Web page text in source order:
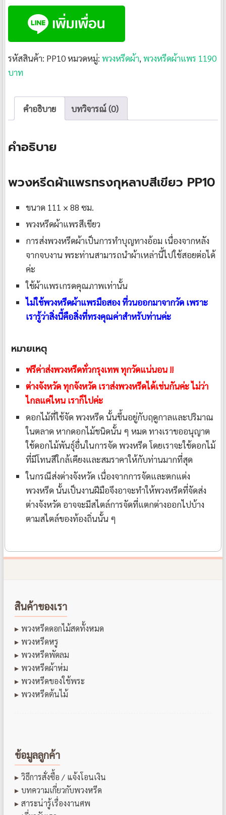
รหัสสินค้า: PP10หมวดหมู่: พวงหรีดผ้า, พวงหรีดผ้าแพร 1190
บาท
คำอธิบาย บทวิจารณ์ (0)
คำอธิบาย
พวงหรีดผ้าแพรทรงกุหลาบสีเขียว PP10
ขนาด 111 × 88 ซม.
พวงหรีดผ้าแพรสีเขียว
การส่งพวงหรีดผ้าเป็นการทำบุญทางอ้อม เนื่องจากหลัง
จากจบงาน พระท่านสามารถนำผ้าเหล่านี้ไปใช้สอยต่อได้
ค่ะ
ใช้ผ้าแพรเกรดคุณภาพเท่านั้น
ไม่ใช้พวงหรีดผ้าแพรมือสอง ที่วนออกมาจากวัด เพราะ
เรารู้ว่าสิ่งนี้คือสิ่งที่ทรงคุณค่าสำหรับท่านค่ะ
หมายเหตุ
ฟรีค่าส่งพวงหรีดทั่วกรุงเทพ ทุกวัดแน่นอน !!
ต่างจังหวัด ทุกจังหวัด เราส่งพวงหรีดได้เช่นกันค่ะ ไม่ว่า
ไกลแค่ไหน เราก็ไปค่ะ
ดอกไม้ที่ใช้จัด พวงหรีด นั้นขึ้นอยู่กับฤดูกาลและปริมาณ
ในตลาด หากดอกไม้ชนิดนั้น ๆ หมด ทางเราขออนุญาต
ใช้ดอกไม้พันธุ์อื่นในการจัด พวงหรีด โดยเราจะใช้ดอกไม้
ที่มีโทนสีใกล้เคียงและสมราคาให้กับท่านมากที่สุด
ในกรณีส่งต่างจังหวัด เนื่องจากการจัดและตกแต่ง
พวงหรีด นั้นเป็นงานฝีมือจึงอาจะทำให้พวงหรีดที่จัดส่ง
ต่างจังหวัด อาจจะมีสไตล์การจัดที่แตกต่างออกไปบ้าง
ตามสไตล์ของท้องถิ่นนั้น ๆ
สินค้าของเรา
พวงหรีดดอกไม้สดทั้งหมด
พวงหรีดหรู
พวงหรีดพัดลม
พวงหรีดผ้าห่ม
พวงหรีดของใช้พระ
พวงหรีดต้นไม้
ข้อมูลลูกค้า
วิธีการสั่งซื้อ / แจ้งโอนเงิน
บทความเกี่ยวกับพวงหรีด
สาระน่ารู้เรื่องงานศพ